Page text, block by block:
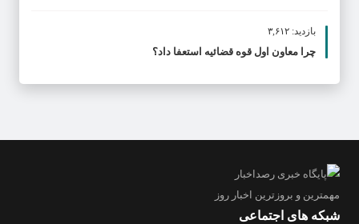
بازدید: ۳,۶۱۲
چرا معاون اول قوه قضائیه استعفا داد؟
مهمترین و بروز‌ترین اخبار روز
شبکه های اجتماعی